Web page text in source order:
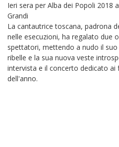
Ieri sera per Alba dei Popoli 2018
Grandi
La cantautrice toscana, padrona
nelle esecuzioni, ha regalato due
spettatori, mettendo a nudo il
ribelle e la sua nuova veste
intervista e il concerto dedicato
dell'anno.